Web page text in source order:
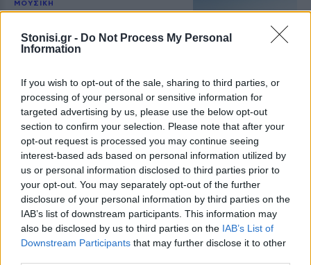
Stonisi.gr - Do Not Process My Personal
Information
If you wish to opt-out of the sale, sharing to third parties, or
processing of your personal or sensitive information for
targeted advertising by us, please use the below opt-out
section to confirm your selection. Please note that after your
opt-out request is processed you may continue seeing
interest-based ads based on personal information utilized by
us or personal information disclosed to third parties prior to
your opt-out. You may separately opt-out of the further
disclosure of your personal information by third parties on the
IAB’s list of downstream participants. This information may
also be disclosed by us to third parties on the IAB’s List of
Downstream Participants that may further disclose it to other
ΜΟΥΣΙΚΗ
Η γιορτή της τράτας ζωντάνεψε
Η αναπαράσταση του παλιού
αλιευτικού εθίμου, οι
γέμισαν το λιμάνι το βράδυ της 6ης
Αυγούστου
ΠΡΟΣΦΥΓΕΣ
«Ένα βιβλίο, ένα χαμόγελο» για
τα παιδιά του Κοινωνικού
Φροντιστηρίου Μυτιλήνης
Βραβεύτηκαν οι μαθητές για την
προσπάθειά τους – Ο Ματίν, παιδί
πρόσφυγας, πέρασε στη
Νοσηλευτική του Αριστοτελείου
Πανεπιστημίου Θεσσαλονίκης